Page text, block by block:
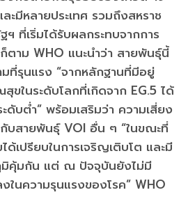
ะมีหลายประเทศ รวมถึงสหราช
ที่เริ่มได้รับผลกระทบจากการ
ตาม WHO แนะนำว่า สายพันธุ์นี้
ที่รุนแรง “จากหลักฐานที่มีอยู่
ขในระดับโลกที่เกิดจาก EG.5 ได้
ะดับต่ำ” พร้อมเสริมว่า ความเสี่ยง
กับสายพันธุ์ VOI อื่น ๆ “ในขณะที่
ด้เปรียบในการเจริญเติบโต และมี
คุ้มกัน แต่ ณ ปัจจุบันยังไม่มี
ในความรุนแรงของโรค” WHO